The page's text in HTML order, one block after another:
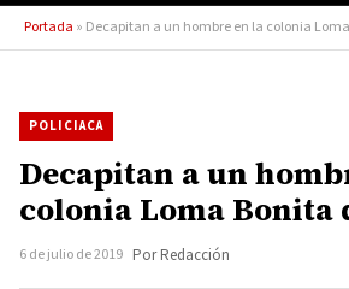
Portada » Decapitan a un hombre en la colonia
POLICIACA
Decapitan a un
colonia Loma Bonita
6 de julio de 2019 Por Redacción